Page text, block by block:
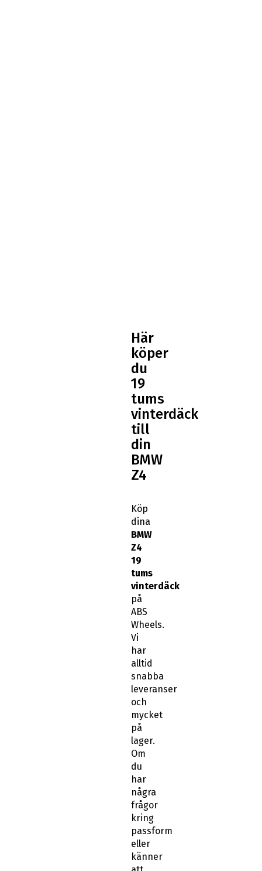
19
tums
vinterdäck
till
din
BMW
Z4
Köp
dina
Z4
19
tums
vinterdäck
på
ABS
Wheels.
Vi
har
alltid
snabba
leveranser
och
mycket
på
lager.
du
har
några
frågor
kring
passform
eller
känner
du
behöver
hjälp